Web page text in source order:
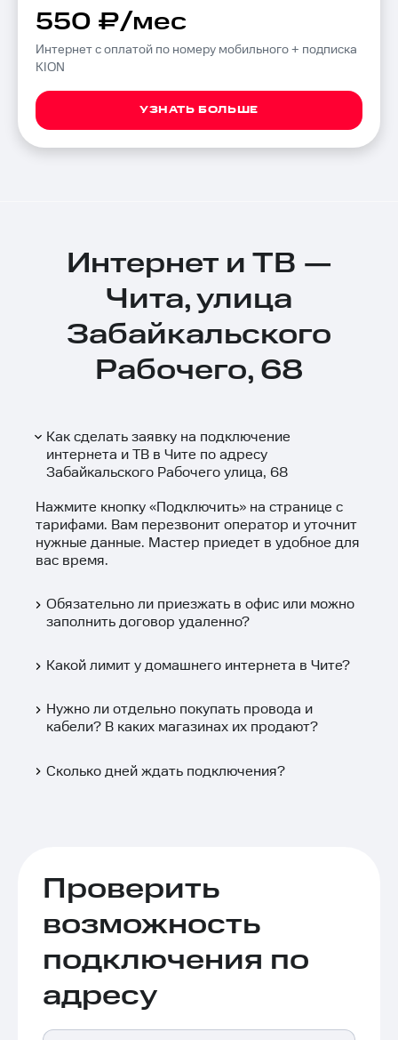
550 ₽/мес
Интернет с оплатой по номеру мобильного + подписка
KION
УЗНАТЬ БОЛЬШЕ
Интернет и ТВ —
Чита, улица
Забайкальского
Рабочего, 68
Как сделать заявку на подключение
интернета и ТВ в Чите по адресу
Забайкальского Рабочего улица, 68
Нажмите кнопку «Подключить» на странице с
тарифами. Вам перезвонит оператор и уточнит
нужные данные. Мастер приедет в удобное для
вас время.
Обязательно ли приезжать в офис или можно
заполнить договор удаленно?
Какой лимит у домашнего интернета в Чите?
Нужно ли отдельно покупать провода и
кабели? В каких магазинах их продают?
Сколько дней ждать подключения?
Проверить
возможность
подключения по
адресу